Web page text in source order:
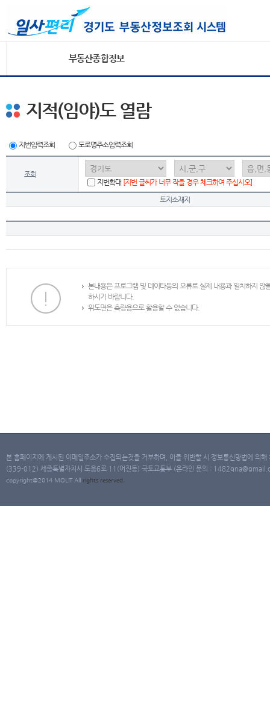
부동산종합정보
지적(임야)도 열람
지번입력조회 도로명주소입력조회
조회
지번확대 [지번 글씨가 너무 작을 경우 체크하여 주십시오]
토지소재지
본내용은 프로그램 및 데이타등의 오류로 실제 내용과 일치하지
하시기 바랍니다.
위도면은 측량용으로 활용할 수 없습니다.
본 홈페이지에 게시된 이메일주소가 수집되는것을 거부하며, 이를 위반할 시 정보통신망법에 의
(339-012) 세종특별자치시 도움6로 11(어진동) 국토교통부 (온라인 문의 :
copyright@2014 MOLIT All rights reserved.